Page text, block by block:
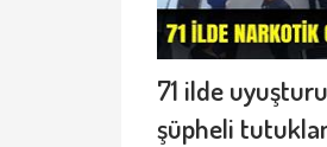
71 ilde
şüpheli